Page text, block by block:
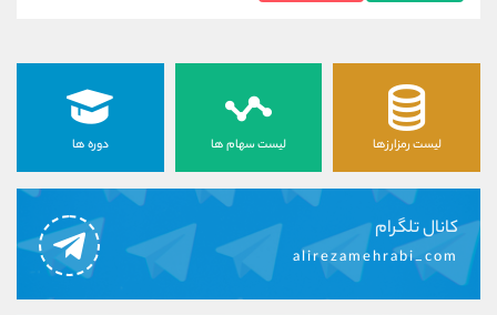
لیست رمزارزها لیست سهام ها دوره ها
کانال تلگرام
alirezamehrabi_com